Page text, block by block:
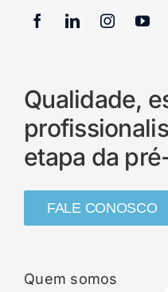
Qualidade,
etapa da
FALE CONOSCO
Quem somos